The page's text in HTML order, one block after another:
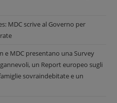
MDC scrive al Governo per
e MDC presentano una Survey
un Report europeo sugli
sovraindebitate e un